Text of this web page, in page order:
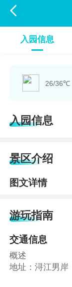

入园信息
26/36℃
入园信息
景区介绍
图文详情
游玩指南
交通信息
概述
地址：浔江男岸